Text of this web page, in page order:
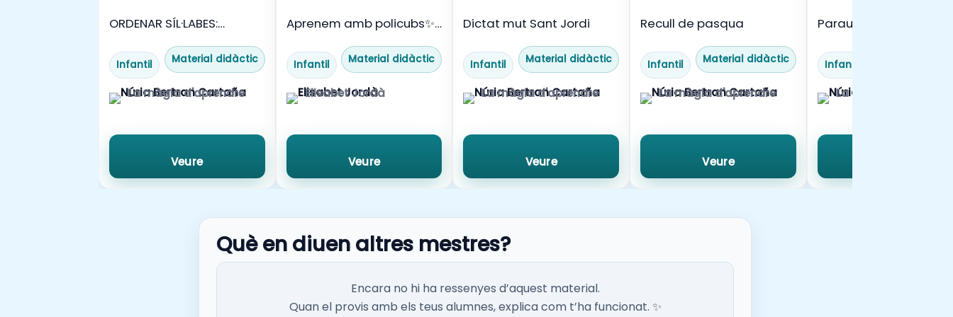
ORDENAR SÍL·LABES:
Infantil Material didàctic
La màgia d'aprendre
Veure
Aprenem amb policubs✨
Infantil Material didàctic
Elisabet Jordà
Veure
Dictat mut Sant Jordi
Infantil Material didàctic
La màgia d'aprendre
Veure
Recull de pasqua
Infantil Material didàctic
La màgia d'aprendre
Veure
Paraules amagades
Infantil
La màgia d'aprendre
Què en diuen altres mestres?
Encara no hi ha ressenyes d’aquest material.
Quan el provis amb els teus alumnes, explica com t’ha funcionat. ✨